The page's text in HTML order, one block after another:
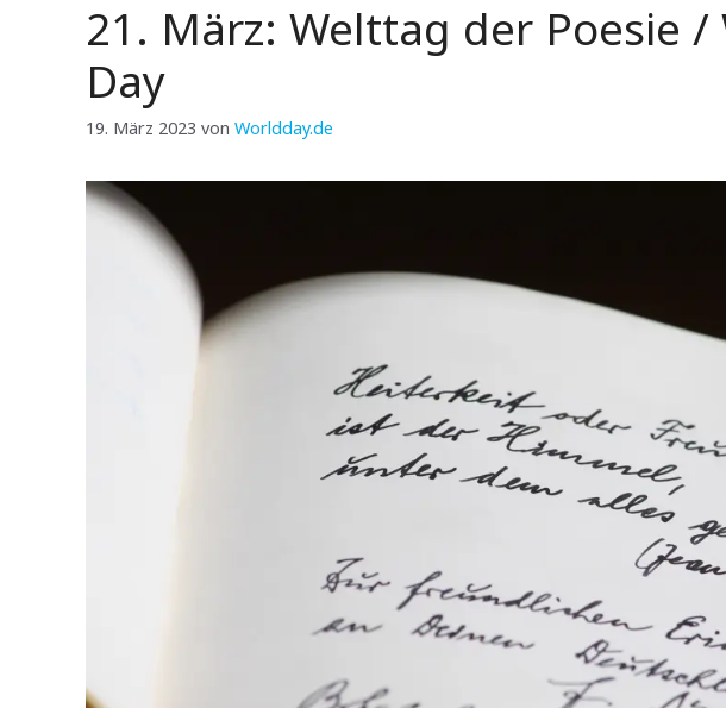
21. März: Welttag der Poesie
Day
19. März 2023 von Worldday.de